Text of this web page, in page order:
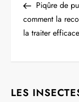
a
v
g
PostPiqûre de
comment la
la traiter
LES